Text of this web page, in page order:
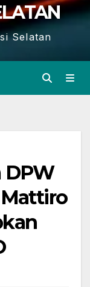
Selatan
DPW
Mattiro